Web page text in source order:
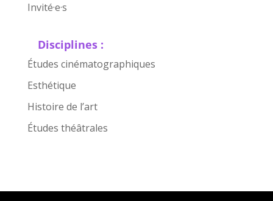
Invité·e·s
Disciplines :
Études cinématographiques
Esthétique
Histoire de l’art
Études théâtrales